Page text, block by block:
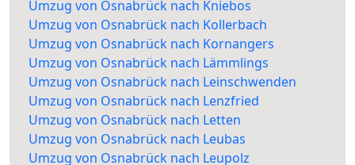
Umzug von Osnabrück nach Kniebos
Umzug von Osnabrück nach Kollerbach
Umzug von Osnabrück nach Kornangers
Umzug von Osnabrück nach Lämmlings
Umzug von Osnabrück nach Leinschwenden
Umzug von Osnabrück nach Lenzfried
Umzug von Osnabrück nach Letten
Umzug von Osnabrück nach Leubas
Umzug von Osnabrück nach Leupolz